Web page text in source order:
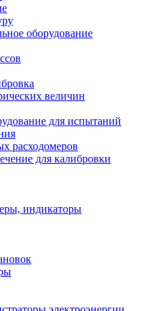
оборудование
величин
для испытаний
расходомеров
для калибровки
индикаторы